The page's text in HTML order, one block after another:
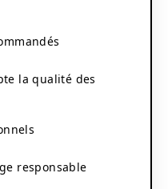
la qualité des
responsable